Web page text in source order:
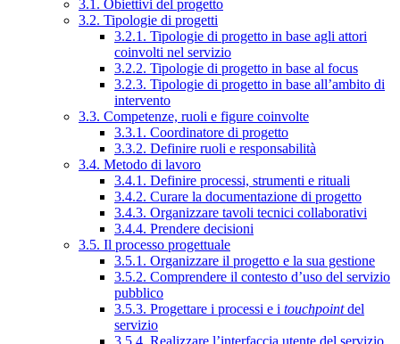
3.1. Obiettivi del progetto
3.2. Tipologie di progetti
3.2.1. Tipologie di progetto in base agli attori
coinvolti nel servizio
3.2.2. Tipologie di progetto in base al focus
3.2.3. Tipologie di progetto in base all’ambito di
intervento
3.3. Competenze, ruoli e figure coinvolte
3.3.1. Coordinatore di progetto
3.3.2. Definire ruoli e responsabilità
3.4. Metodo di lavoro
3.4.1. Definire processi, strumenti e rituali
3.4.2. Curare la documentazione di progetto
3.4.3. Organizzare tavoli tecnici collaborativi
3.4.4. Prendere decisioni
3.5. Il processo progettuale
3.5.1. Organizzare il progetto e la sua gestione
3.5.2. Comprendere il contesto d’uso del servizio
pubblico
3.5.3. Progettare i processi e i touchpointdel
servizio
3.5.4. Realizzare l’interfaccia utente del servizio